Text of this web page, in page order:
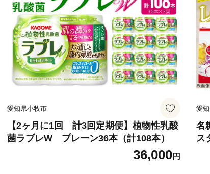
愛知県小牧市
【2ヶ月に1回 計3回定期便】植物性乳酸
菌ラブレW プレーン36本（計108本）
36,000円
愛
名
ス